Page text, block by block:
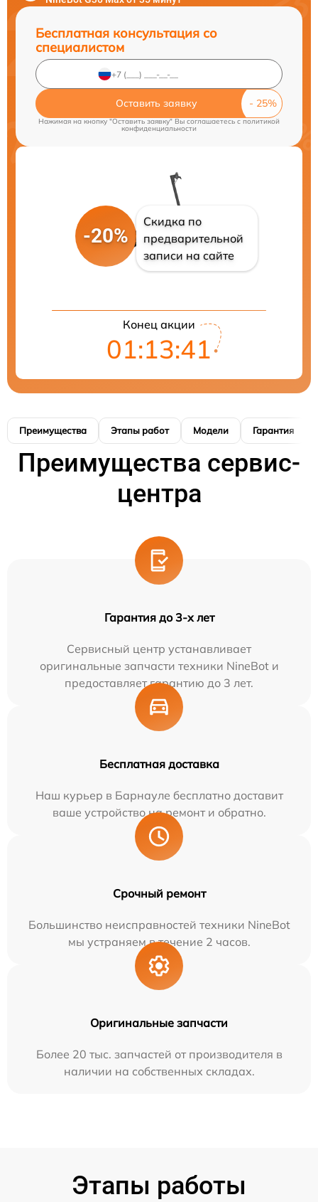
Бесплатная консультация со
специалистом
Оставить заявку
Нажимая на кнопку "Оставить заявку" Вы соглашаетесь c политикой
конфиденциальности
-20%
Скидка по
предварительной
записи на сайте
Конец акции
01:13:40
Преимущества Этапы работ Модели Гарантия
Преимущества сервис-
центра
Гарантия до 3-х лет
Сервисный центр устанавливает
оригинальные запчасти техники NineBot и
предоставляет гарантию до 3 лет.
Бесплатная доставка
Наш курьер в Барнауле бесплатно доставит
ваше устройство на ремонт и обратно.
Срочный ремонт
Большинство неисправностей техники NineBot
мы устраняем в течение 2 часов.
Оригинальные запчасти
Более 20 тыс. запчастей от производителя в
наличии на собственных складах.
Этапы работы